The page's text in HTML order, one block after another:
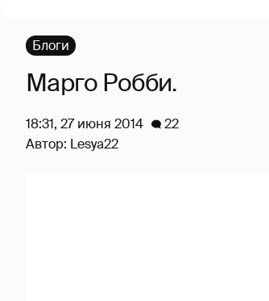
Блоги
Марго Робби.
18:31, 27 июня 2014
22
Автор: Lesya22